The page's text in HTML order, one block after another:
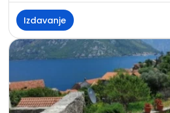
Izdavanje